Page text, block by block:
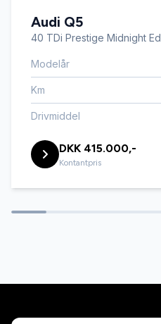
Bakkamera
Blind vinkel detektion
Centrallås
DAB radio
Audi Q5
40 TDi Prestige Midnight
Modelår
Km
Drivmiddel
DKK 415.000,-
Kontantpris